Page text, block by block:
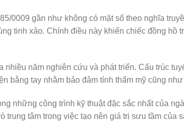
0009 gần như không có mặt số theo nghĩa
tinh xảo. Chính điều này khiến chiếc đồng hồ
năm nghiên cứu và phát triển. Cấu trúc
bằng tay nhằm bảo đảm tính thẩm mỹ cũng
những công trình kỹ thuật đặc sắc nhất của
trung tâm trong việc tạo nên giá trị sưu tầm của